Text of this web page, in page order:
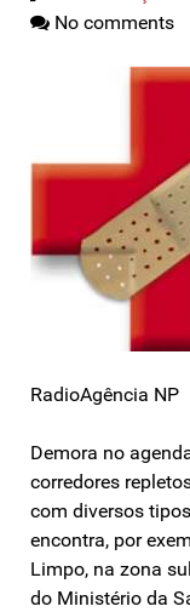
No comments
RadioAgência NP
Demora no
corredores
com diversos
encontra, por
Limpo, na zona
do Ministério da